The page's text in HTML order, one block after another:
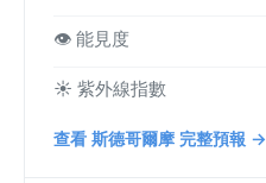
👁️ 能見度
☀️ 紫外線指數
查看 斯德哥爾摩 完整預報 →